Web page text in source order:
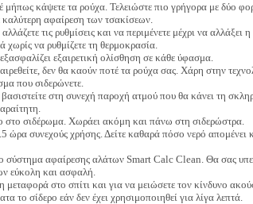
μήπως κάψετε τα ρούχα. Τελειώστε πιο γρήγορα με δύο
αφαίρεση των τσακίσεων.
τις ρυθμίσεις και να περιμένετε μέχρι να
χωρίς να ρυθμίζετε τη θερμοκρασία.
εξαιρετική ολίσθηση σε κάθε ύφασμα.
δεν θα καούν ποτέ τα ρούχα σας. Χάρη στην
που σιδερώνετε.
στη συνεχή παροχή ατμού που θα κάνει τη
στο σιδέρωμα. Χωράει ακόμη και πάνω στη σιδερώστρα.
ώρα συνεχούς χρήσης. Δείτε καθαρά πόσο νερό
αφαίρεσης αλάτων Smart Calc Clean. Θα σας
εύκολη και ασφαλή.
στο σπίτι και για να μειώσετε τον κίνδυνο
το σίδερο εάν δεν έχει χρησιμοποιηθεί για λίγα λεπτά.